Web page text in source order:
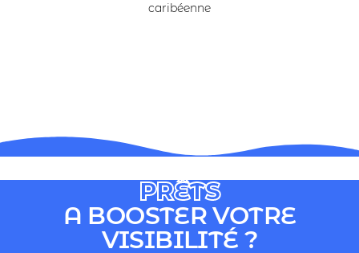
caribéenne
PRÊTS
A BOOSTER VOTRE
VISIBILITÉ ?